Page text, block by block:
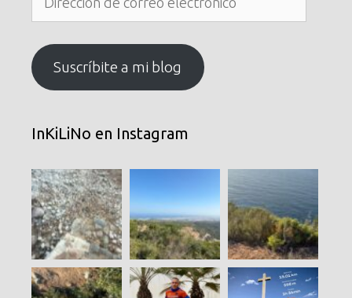
electrónico
Suscríbite a mi blog
InKiLiNo en Instagram